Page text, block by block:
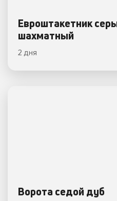
Евроштакетник
шахматный
2 дня
Ворота седой дуб